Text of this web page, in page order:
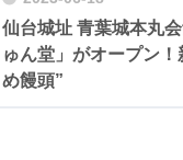
仙台城址 青葉城本丸
ゅん堂」がオープン
め饅頭”